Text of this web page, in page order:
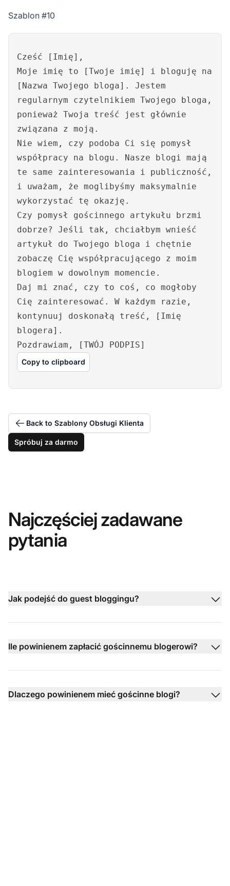
Szablon #10
Cześć [Imię],
Moje imię to [Twoje imię] i bloguję na
[Nazwa Twojego bloga]. Jestem
regularnym czytelnikiem Twojego bloga,
ponieważ Twoja treść jest głównie
związana z moją.
Nie wiem, czy podoba Ci się pomysł
współpracy na blogu. Nasze blogi mają
te same zainteresowania i publiczność,
i uważam, że moglibyśmy maksymalnie
wykorzystać tę okazję.
Czy pomysł gościnnego artykułu brzmi
dobrze? Jeśli tak, chciałbym wnieść
artykuł do Twojego bloga i chętnie
zobaczę Cię współpracującego z moim
blogiem w dowolnym momencie.
Daj mi znać, czy to coś, co mogłoby
Cię zainteresować. W każdym razie,
kontynuuj doskonałą treść, [Imię
blogera].
Pozdrawiam, [TWÓJ PODPIS]
Copy to clipboard
Back to Szablony Obsługi Klienta
Spróbuj za darmo
Najczęściej zadawane
pytania
Jak podejść do guest bloggingu?
Ile powinienem zapłacić gościnnemu blogerowi?
Dlaczego powinienem mieć gościnne blogi?